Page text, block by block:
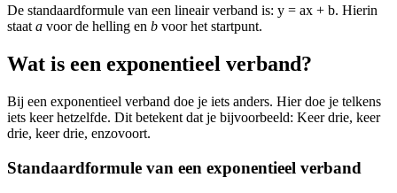
De standaardformule van een lineair verband is: y = ax + b. Hierin
staat a voor de helling en b voor het startpunt.
Wat is een exponentieel verband?
Bij een exponentieel verband doe je iets anders. Hier doe je telkens
iets keer hetzelfde. Dit betekent dat je bijvoorbeeld: Keer drie, keer
drie, keer drie, enzovoort.
Standaardformule van een exponentieel verband